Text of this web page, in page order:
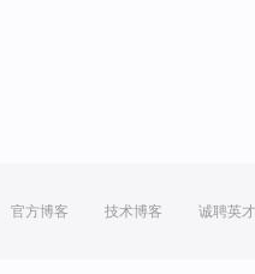
官方博客 技术博客 诚聘英才